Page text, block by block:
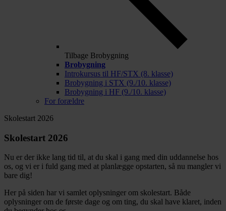
Tilbage Brobygning
Brobygning
Introkursus til HF/STX (8. klasse)
Brobygning i STX (9./10. klasse)
Brobygning i HF (9./10. klasse)
For forældre
Skolestart 2026
Skolestart 2026
Nu er der ikke lang tid til, at du skal i gang med din uddannelse hos
os, og vi er i fuld gang med at planlægge opstarten, så nu mangler vi
bare dig!
Her på siden har vi samlet oplysninger om skolestart. Både
oplysninger om de første dage og om ting, du skal have klaret, inden